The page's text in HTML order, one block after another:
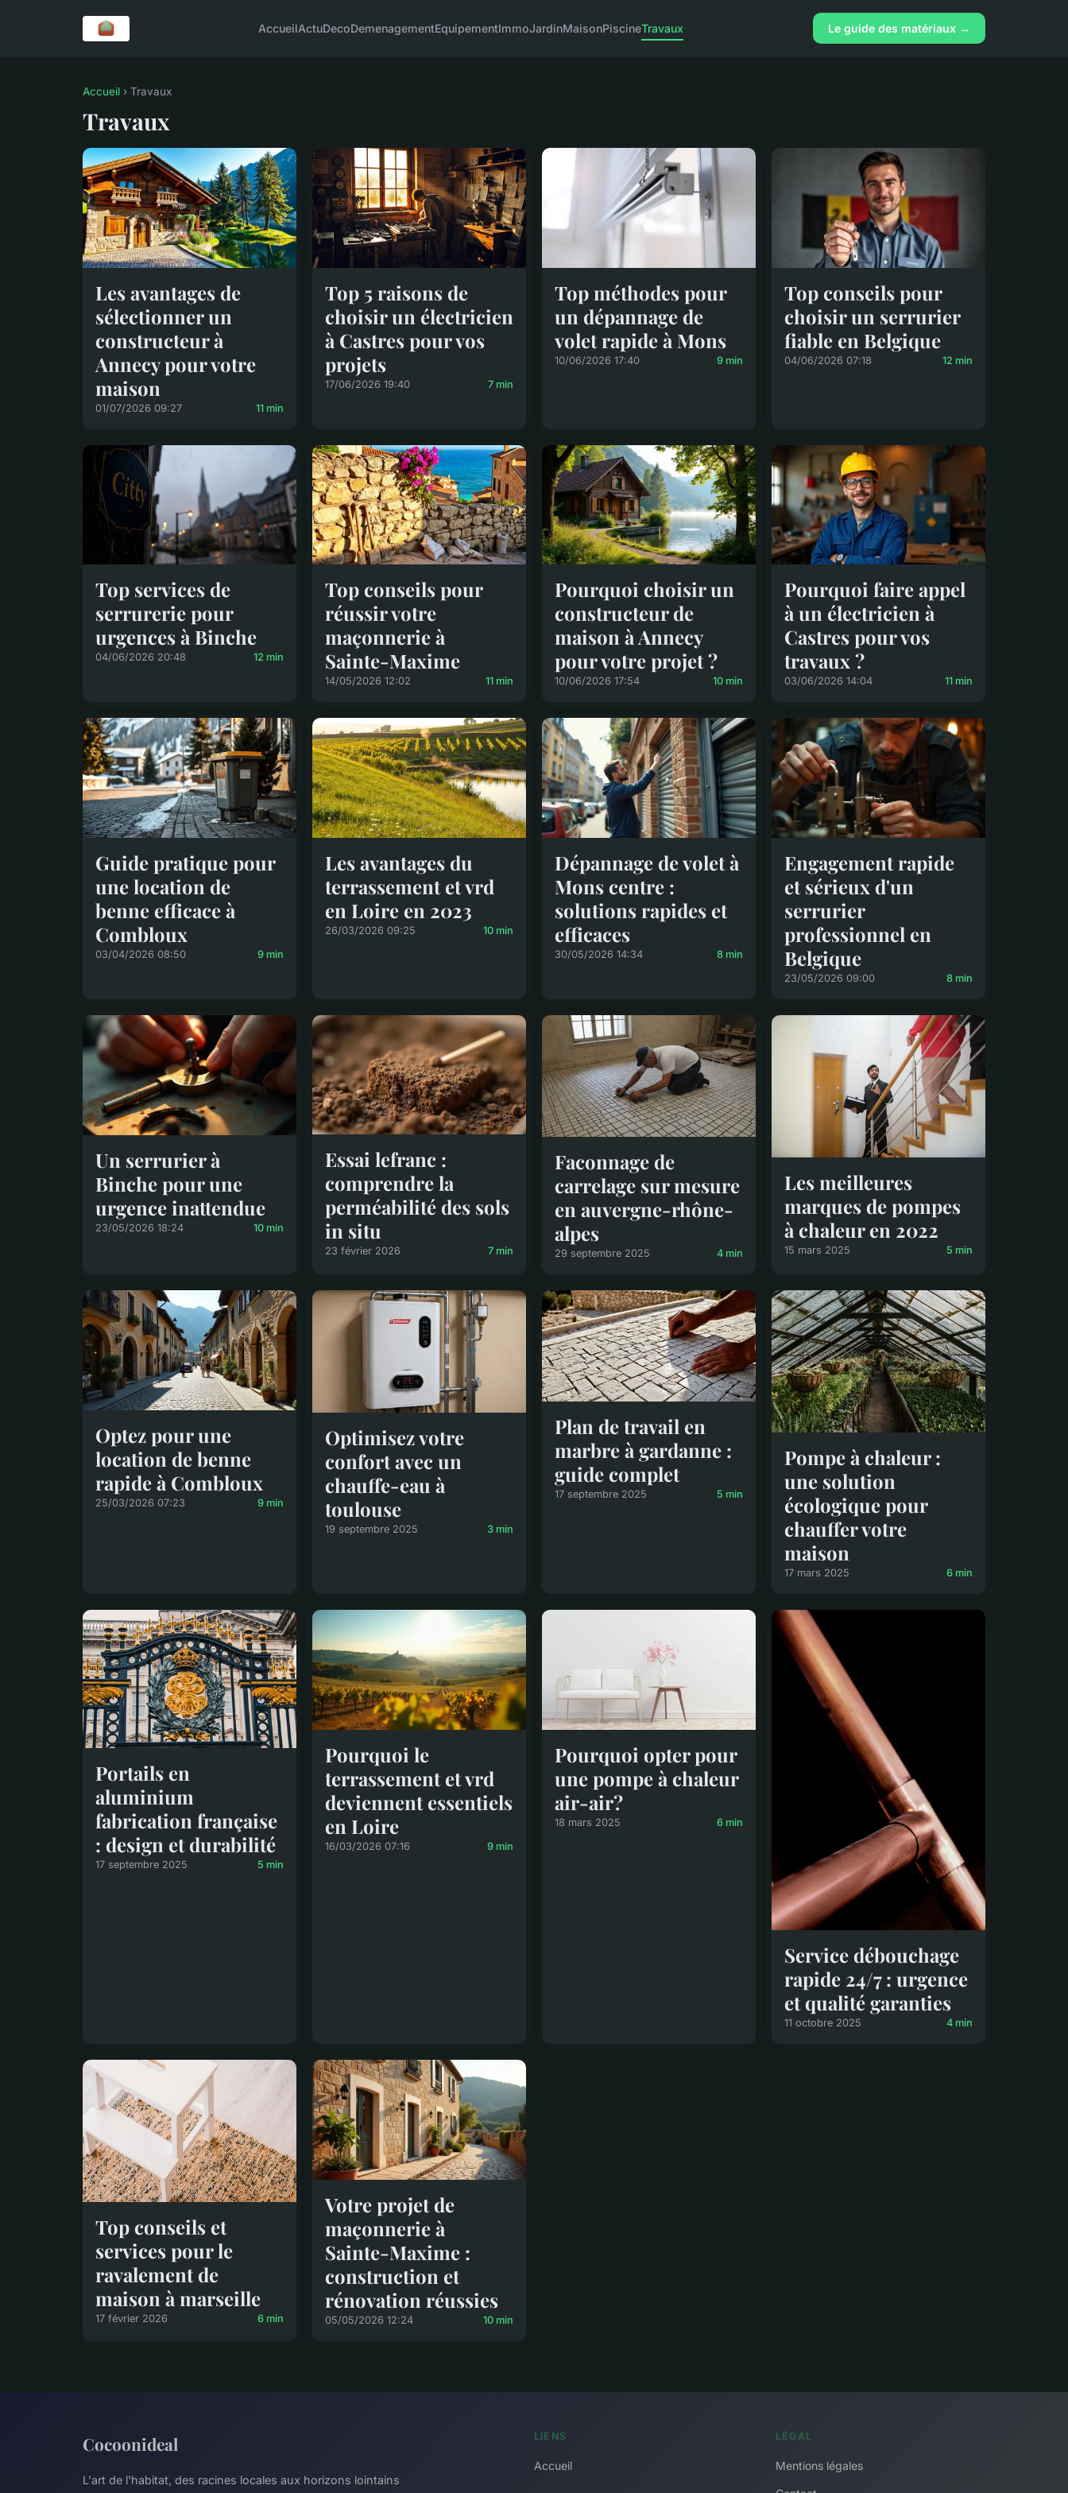
AccueilActuDecoDemenagementEquipementImmoJardinMaisonPiscineTravaux Le guide des matériaux →
Accueil › Travaux
Travaux
Les avantages de
sélectionner un
constructeur à
Annecy pour votre
maison
01/07/2026 09:27 11 min
Top 5 raisons de
choisir un électricien
à Castres pour vos
projets
17/06/2026 19:40 7 min
Top méthodes pour
un dépannage de
volet rapide à Mons
10/06/2026 17:40 9 min
Top conseils pour
choisir un serrurier
fiable en Belgique
04/06/2026 07:18 12 min
Top services de
serrurerie pour
urgences à Binche
04/06/2026 20:48 12 min
Top conseils pour
réussir votre
maçonnerie à
Sainte-Maxime
14/05/2026 12:02 11 min
Pourquoi choisir un
constructeur de
maison à Annecy
pour votre projet ?
10/06/2026 17:54 10 min
Pourquoi faire appel
à un électricien à
Castres pour vos
travaux ?
03/06/2026 14:04 11 min
Guide pratique pour
une location de
benne efficace à
Combloux
03/04/2026 08:50 9 min
Les avantages du
terrassement et vrd
en Loire en 2023
26/03/2026 09:25 10 min
Dépannage de volet à
Mons centre :
solutions rapides et
efficaces
30/05/2026 14:34 8 min
Engagement rapide
et sérieux d'un
serrurier
professionnel en
Belgique
23/05/2026 09:00 8 min
Un serrurier à
Binche pour une
urgence inattendue
23/05/2026 18:24 10 min
Essai lefranc :
comprendre la
perméabilité des sols
in situ
23 février 2026 7 min
Faconnage de
carrelage sur mesure
en auvergne-rhône-
alpes
29 septembre 2025 4 min
Les meilleures
marques de pompes
à chaleur en 2022
15 mars 2025 5 min
Optez pour une
location de benne
rapide à Combloux
25/03/2026 07:23 9 min
Optimisez votre
confort avec un
chauffe-eau à
toulouse
19 septembre 2025 3 min
Plan de travail en
marbre à gardanne :
guide complet
17 septembre 2025 5 min
Pompe à chaleur :
une solution
écologique pour
chauffer votre
maison
17 mars 2025 6 min
Portails en
aluminium
fabrication française
: design et durabilité
17 septembre 2025 5 min
Pourquoi le
terrassement et vrd
deviennent essentiels
en Loire
16/03/2026 07:16 9 min
Pourquoi opter pour
une pompe à chaleur
air-air?
18 mars 2025 6 min
Service débouchage
rapide 24/7 : urgence
et qualité garanties
11 octobre 2025 4 min
Top conseils et
services pour le
ravalement de
maison à marseille
17 février 2026 6 min
Votre projet de
maçonnerie à
Sainte-Maxime :
construction et
rénovation réussies
05/05/2026 12:24 10 min
Cocoonideal
L'art de l'habitat, des racines locales aux horizons lointains
LIENS
Accueil
LÉGAL
Mentions légales